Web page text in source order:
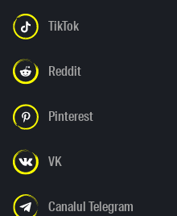
TikTok
Reddit
Pinterest
VK
Canalul Telegram